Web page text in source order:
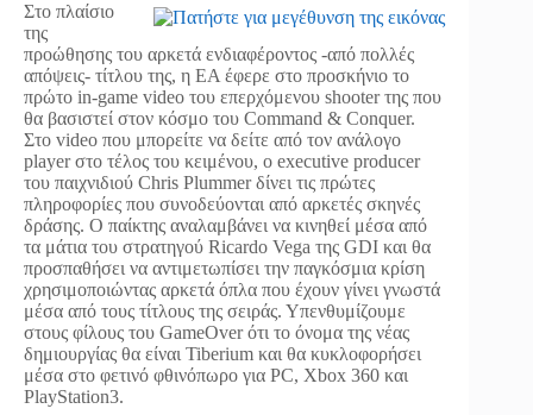
Στο πλαίσιο
της
προώθησης του αρκετά ενδιαφέροντος -από πολλές
απόψεις- τίτλου της, η ΕΑ έφερε στο προσκήνιο το
πρώτο in-game video του επερχόμενου shooter της που
θα βασιστεί στον κόσμο του Command & Conquer.
Στο video που μπορείτε να δείτε από τον ανάλογο
player στο τέλος του κειμένου, ο executive producer
του παιχνιδιού Chris Plummer δίνει τις πρώτες
πληροφορίες που συνοδεύονται από αρκετές σκηνές
δράσης. Ο παίκτης αναλαμβάνει να κινηθεί μέσα από
τα μάτια του στρατηγού Ricardo Vega της GDI και θα
προσπαθήσει να αντιμετωπίσει την παγκόσμια κρίση
χρησιμοποιώντας αρκετά όπλα που έχουν γίνει γνωστά
μέσα από τους τίτλους της σειράς. Υπενθυμίζουμε
στους φίλους του GameOver ότι το όνομα της νέας
δημιουργίας θα είναι Tiberium και θα κυκλοφορήσει
μέσα στο φετινό φθινόπωρο για PC, Xbox 360 και
PlayStation3.